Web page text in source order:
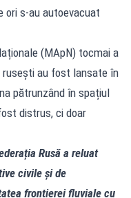
ori s-au autoevacuat
(MApN) tocmai a
au fost lansate în
pătrunzând în spațiul
distrus, ci doar
Rusă a reluat
civile și de
frontierei fluviale cu